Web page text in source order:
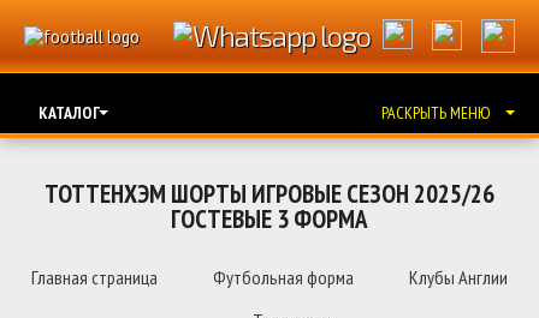
КАТАЛОГ РАСКРЫТЬ МЕНЮ
ТОТТЕНХЭМ ШОРТЫ ИГРОВЫЕ СЕЗОН 2025/26
ГОСТЕВЫЕ 3 ФОРМА
Главная страница Футбольная форма
Клубы Англии